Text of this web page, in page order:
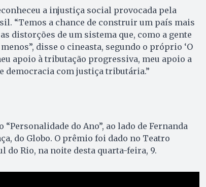
a injustiça social provocada pela
“Temos a chance de construir um país mais
distorções de um sistema que, como a gente
disse o cineasta, segundo o próprio ‘O
apoio à tributação progressiva, meu apoio a
democracia com justiça tributária.”
do Ano”, ao lado de Fernanda
do Globo. O prêmio foi dado no Teatro
do Rio, na noite desta quarta-feira, 9.